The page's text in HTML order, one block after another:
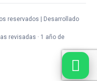
reservados | Desarrollado
revisadas · 1 año de